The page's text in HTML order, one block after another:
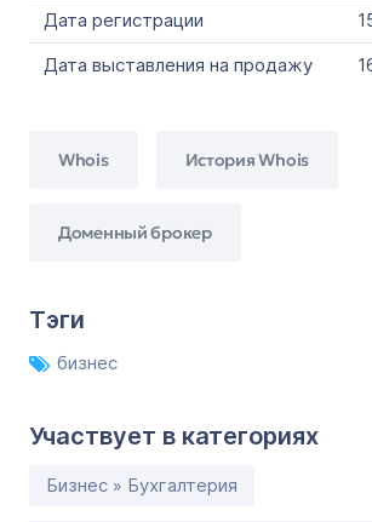
Дата регистрации
Дата выставления на продажу
Whois История Whois
Доменный брокер
Тэги
бизнес
Участвует в категориях
Бизнес » Бухгалтерия